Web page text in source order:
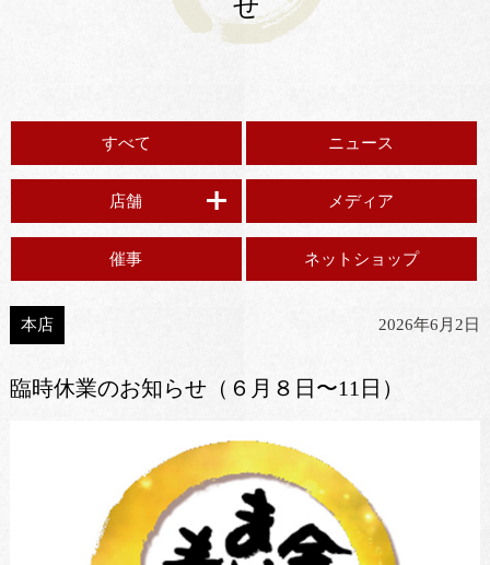
すべて ニュース
店舗 メディア
催事 ネットショップ
本店 2026年6月2日
臨時休業のお知らせ（６月８日〜11日）